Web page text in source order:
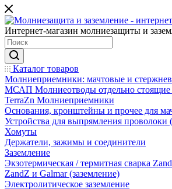
Интернет-магазин молниезащиты и
Каталог товаров
Молниеприемники: мачтовые и
МСАП Молниеотводы отдельно
TerraZn Молниеприемники
Основания, кронштейны и прочее для
Устройства для выпрямления проволоки
Хомуты
Держатели, зажимы и соединители
Заземление
Экзотермическая / термитная сварка
ZandZ и Galmar (заземление)
Электролитическое заземление